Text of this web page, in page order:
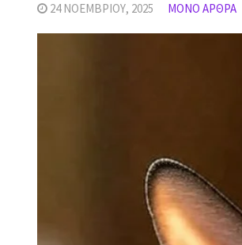
24 ΝΟΕΜΒΡΊΟΥ, 2025 MΌΝΟ ΆΡΘΡΑ